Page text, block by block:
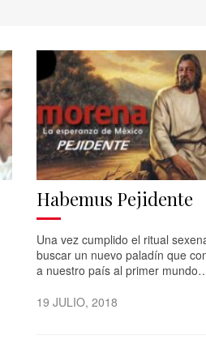
Habemus Pejidente
Una vez cumplido el ritual
buscar un nuevo paladín que
a nuestro país al primer
19 JULIO, 2018